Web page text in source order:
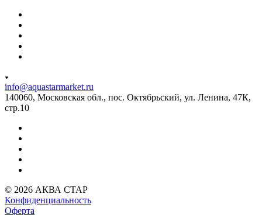
info@aquastarmarket.ru
140060, Московская обл., пос. Октябрьский, ул. Ленина, 47К,
стр.10
© 2026 АКВА СТАР
Конфиденциальность
Оферта